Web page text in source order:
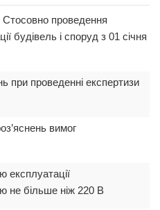
Стосовно проведення
будівель і споруд з 01 січня
при проведенні експертизи
вимог
експлуатації
не більше ніж 220 В